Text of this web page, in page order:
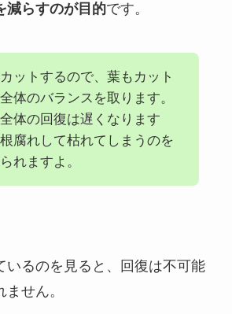
減らすのが目的です。
ットするので、葉もカット
体のバランスを取ります。
体の回復は遅くなります
腐れして枯れてしまうのを
れますよ。
いるのを見ると、回復は不可能
せん。